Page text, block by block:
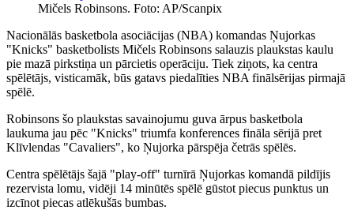
Mičels Robinsons. Foto: AP/Scanpix
Nacionālās basketbola asociācijas (NBA) komandas Ņujorkas
"Knicks" basketbolists Mičels Robinsons salauzis plaukstas kaulu
pie mazā pirkstiņa un pārcietis operāciju. Tiek ziņots, ka centra
spēlētājs, visticamāk, būs gatavs piedalīties NBA finālsērijas pirmajā
spēlē.
Robinsons šo plaukstas savainojumu guva ārpus basketbola
laukuma jau pēc "Knicks" triumfa konferences fināla sērijā pret
Klīvlendas "Cavaliers", ko Ņujorka pārspēja četrās spēlēs.
Centra spēlētājs šajā "play-off" turnīrā Ņujorkas komandā pildījis
rezervista lomu, vidēji 14 minūtēs spēlē gūstot piecus punktus un
izcīnot piecas atlēkušās bumbas.